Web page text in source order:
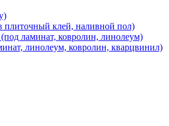
плиточный клей, наливной пол)
ламинат, ковролин, линолеум)
линолеум, ковролин, кварцвинил)